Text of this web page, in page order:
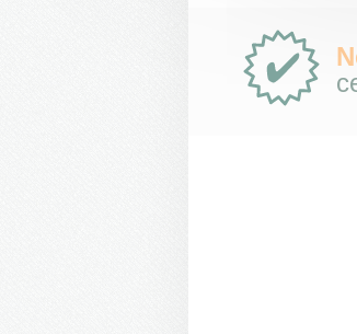
Proč
e-